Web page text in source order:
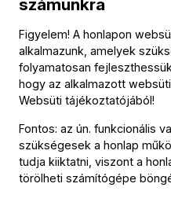
+36 1 489 43 30
+36 1 489 43 32
SZÁMÁRA:
tamogatoiklub@bfz.hu
számunkra
Figyelem! A honlapon
alkalmazunk, amelyek
folyamatosan
hogy az alkalmazott
Websüti tájékoztatójából!
Fontos: az ún. funkcionális
szükségesek a honlap
tudja kiiktatni, viszont a
törölheti számítógépe